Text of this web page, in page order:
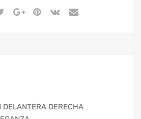
DELANTERA DERECHA